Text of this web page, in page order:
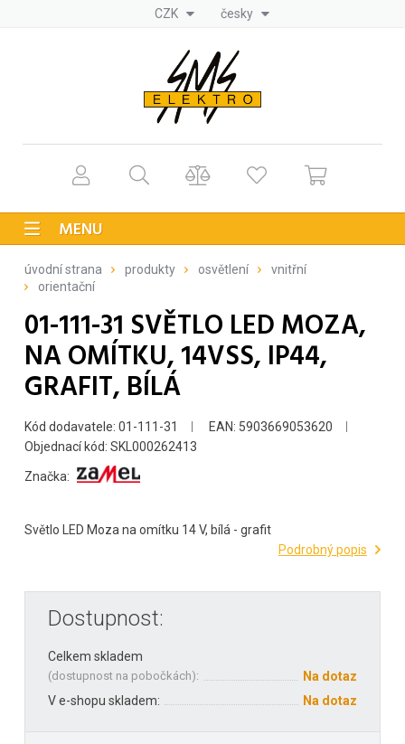
CZK česky
MENU
úvodní strana produkty osvětlení
vnitřní
orientační
01-111-31 SVĚTLO LED MOZA,
NA OMÍTKU, 14VSS, IP44,
GRAFIT, BÍLÁ
Kód dodavatele: 01-111-31
EAN: 5903669053620
Objednací kód: SKL000262413
Značka:
Světlo LED Moza na omítku 14 V, bílá - grafit
Podrobný popis
Dostupnost:
Celkem skladem
(dostupnost na pobočkách):
Na dotaz
V e-shopu skladem:
Na dotaz